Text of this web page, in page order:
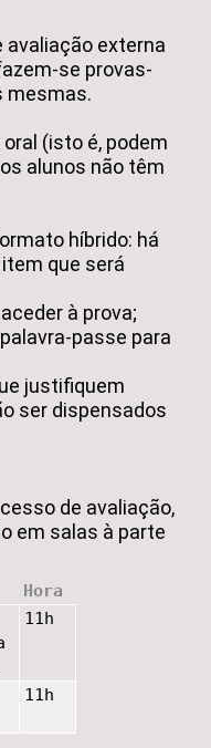
avaliação externa
se provas-
mesmas.
(isto é, podem
alunos não têm
híbrido: há
que será
à prova;
passe para
justifiquem
ser dispensados
de avaliação,
em salas à parte
Hora
11h
11h